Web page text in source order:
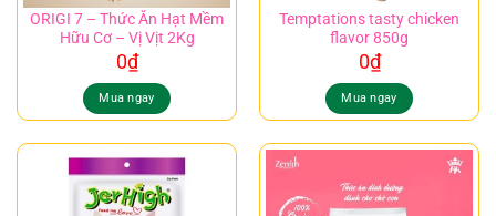
ORIGI 7 – Thức Ăn Hạt Mềm
Hữu Cơ – Vị Vịt 2Kg
0₫
Mua ngay
Temptations tasty chicken
flavor 850g
0₫
Mua ngay